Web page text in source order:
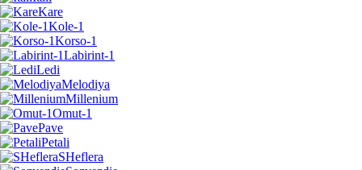
Kare
Kole-1
Korso-1
Labirint-1
Ledi
Melodiya
Millenium
Omut-1
Pave
Petali
SHeflera